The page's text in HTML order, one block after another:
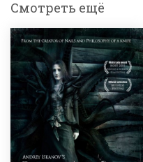
Смотреть ещё